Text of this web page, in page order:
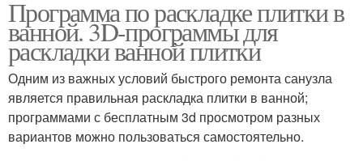
Программа по раскладке плитки в
ванной. 3D-программы для
раскладки ванной плитки
Одним из важных условий быстрого ремонта санузла
является правильная раскладка плитки в ванной;
программами с бесплатным 3d просмотром разных
вариантов можно пользоваться самостоятельно.